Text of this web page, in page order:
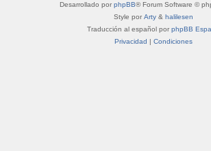
Desarrollado por phpBB® Forum Software ©
Style por Arty & halilesen
Traducción al español por phpBB
Privacidad | Condiciones